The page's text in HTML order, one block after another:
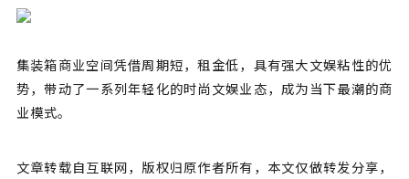
集装箱商业空间凭借周期短，租金低，具有强大文娱粘性的优
势，带动了一系列年轻化的时尚文娱业态，成为当下最潮的商
业模式。
文章转载自互联网，版权归原作者所有，本文仅做转发分享，